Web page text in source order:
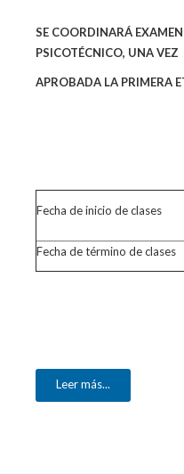
SE COORDINARÁ
PSICOTÉCNICO, UNA VEZ
APROBADA LA PRIMERA
Fecha de inicio de clases
Fecha de término de clases
Leer más...